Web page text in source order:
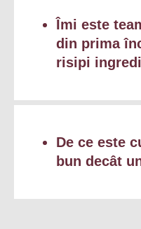
Îmi este
din prima
risipi
De ce este
bun decât